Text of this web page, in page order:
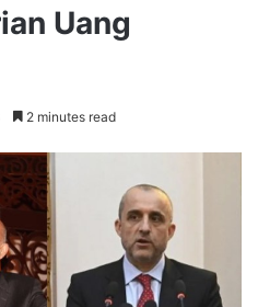
Uang
2 minutes read